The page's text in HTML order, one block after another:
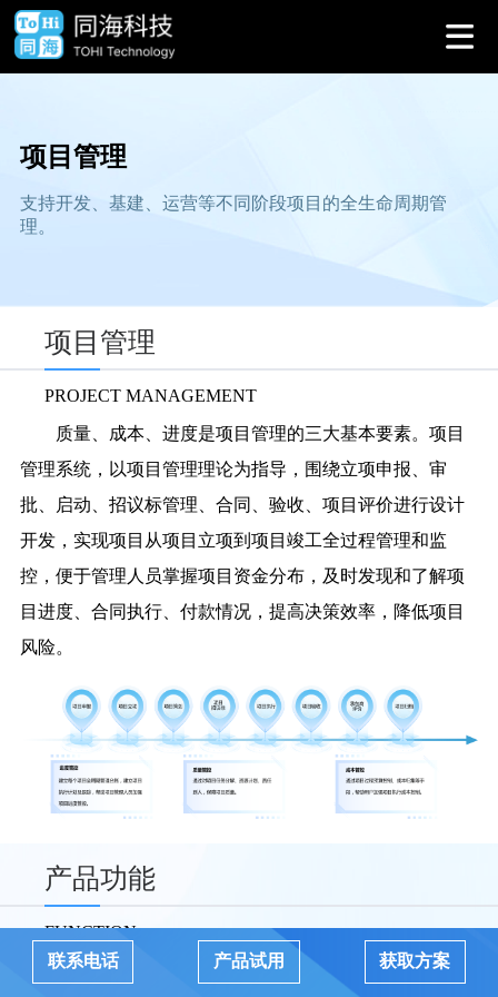
项目管理
支持开发、基建、运营等不同阶段项目的全生命周期管
理。
项目管理
PROJECT MANAGEMENT
质量、成本、进度是项目管理的三大基本要素。项目
管理系统，以项目管理理论为指导，围绕立项申报、审
批、启动、招议标管理、合同、验收、项目评价进行设计
开发，实现项目从项目立项到项目竣工全过程管理和监
控，便于管理人员掌握项目资金分布，及时发现和了解项
目进度、合同执行、付款情况，提高决策效率，降低项目
风险。
产品功能
FUNCTION
联系电话
产品试用 获取方案